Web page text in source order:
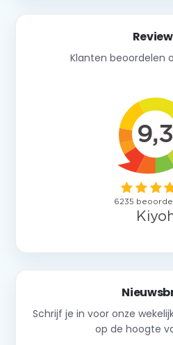
Klanten beoordelen
Schrijf je in voor onze
op de hoogte